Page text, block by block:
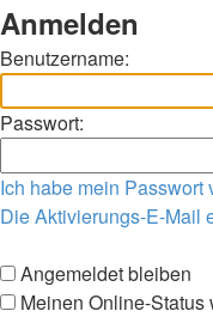
Anmelden
Benutzername:
Passwort:
Ich habe mein Passwort
Die Aktivierungs-E-Mail
Angemeldet bleiben
Meinen Online-